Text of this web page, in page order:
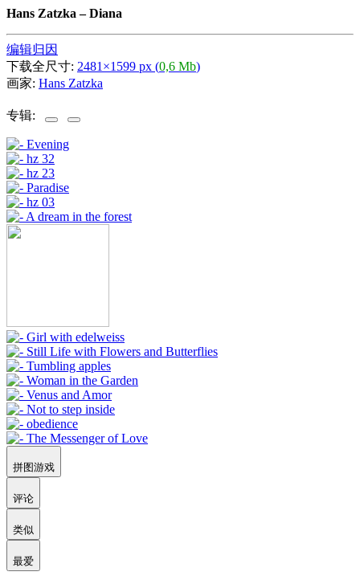
Hans Zatzka –Diana
编辑归因
下载全尺寸: 2481×1599 px (0,6 Mb)
画家: Hans Zatzka
专辑:
拼图游戏
评论
类似
最爱